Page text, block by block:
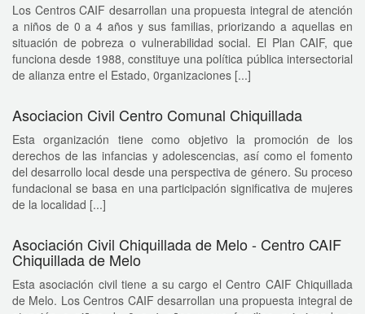
Los Centros CAIF desarrollan una propuesta integral de atención
a niños de 0 a 4 años y sus familias, priorizando a aquellas en
situación de pobreza o vulnerabilidad social. El Plan CAIF, que
funciona desde 1988, constituye una política pública intersectorial
de alianza entre el Estado, 0rganizaciones [...]
Asociacion Civil Centro Comunal Chiquillada
Esta organización tiene como objetivo la promoción de los
derechos de las infancias y adolescencias, así como el fomento
del desarrollo local desde una perspectiva de género. Su proceso
fundacional se basa en una participación significativa de mujeres
de la localidad [...]
Asociación Civil Chiquillada de Melo - Centro CAIF
Chiquillada de Melo
Esta asociación civil tiene a su cargo el Centro CAIF Chiquillada
de Melo. Los Centros CAIF desarrollan una propuesta integral de